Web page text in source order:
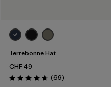
Terrebonne Hat
CHF 49
Valutazione: 4.8 / 5
(69Recensioni
)